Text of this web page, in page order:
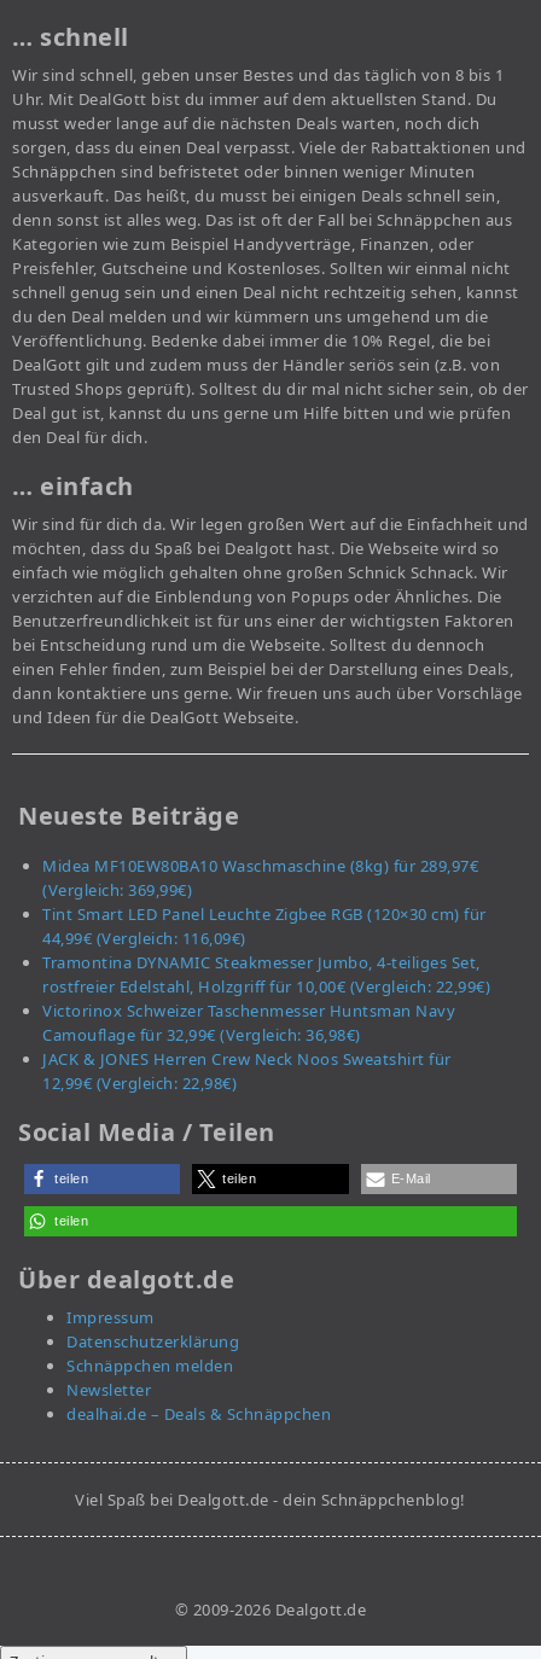
… schnell
Wir sind schnell, geben unser Bestes und das täglich von 8 bis 1
Uhr. Mit DealGott bist du immer auf dem aktuellsten Stand. Du
musst weder lange auf die nächsten Deals warten, noch dich
sorgen, dass du einen Deal verpasst. Viele der Rabattaktionen und
Schnäppchen sind befristetet oder binnen weniger Minuten
ausverkauft. Das heißt, du musst bei einigen Deals schnell sein,
denn sonst ist alles weg. Das ist oft der Fall bei Schnäppchen aus
Kategorien wie zum Beispiel Handyverträge, Finanzen, oder
Preisfehler, Gutscheine und Kostenloses. Sollten wir einmal nicht
schnell genug sein und einen Deal nicht rechtzeitig sehen, kannst
du den Deal melden und wir kümmern uns umgehend um die
Veröffentlichung. Bedenke dabei immer die 10% Regel, die bei
DealGott gilt und zudem muss der Händler seriös sein (z.B. von
Trusted Shops geprüft). Solltest du dir mal nicht sicher sein, ob der
Deal gut ist, kannst du uns gerne um Hilfe bitten und wie prüfen
den Deal für dich.
… einfach
Wir sind für dich da. Wir legen großen Wert auf die Einfachheit und
möchten, dass du Spaß bei Dealgott hast. Die Webseite wird so
einfach wie möglich gehalten ohne großen Schnick Schnack. Wir
verzichten auf die Einblendung von Popups oder Ähnliches. Die
Benutzerfreundlichkeit ist für uns einer der wichtigsten Faktoren
bei Entscheidung rund um die Webseite. Solltest du dennoch
einen Fehler finden, zum Beispiel bei der Darstellung eines Deals,
dann kontaktiere uns gerne. Wir freuen uns auch über Vorschläge
und Ideen für die DealGott Webseite.
Neueste Beiträge
Midea MF10EW80BA10 Waschmaschine (8kg) für 289,97€
(Vergleich: 369,99€)
Tint Smart LED Panel Leuchte Zigbee RGB (120×30 cm) für
44,99€ (Vergleich: 116,09€)
Tramontina DYNAMIC Steakmesser Jumbo, 4-teiliges Set,
rostfreier Edelstahl, Holzgriff für 10,00€ (Vergleich: 22,99€)
Victorinox Schweizer Taschenmesser Huntsman Navy
Camouflage für 32,99€ (Vergleich: 36,98€)
JACK & JONES Herren Crew Neck Noos Sweatshirt für
12,99€ (Vergleich: 22,98€)
Social Media / Teilen
teilen teilen E-Mail
teilen
Über dealgott.de
Impressum
Datenschutzerklärung
Schnäppchen melden
Newsletter
dealhai.de – Deals & Schnäppchen
Viel Spaß bei Dealgott.de - dein Schnäppchenblog!
© 2009-2026 Dealgott.de